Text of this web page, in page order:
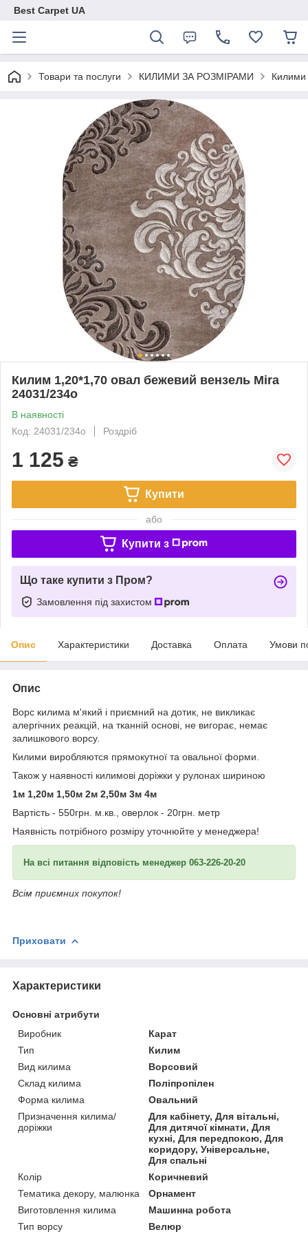
Best Carpet UA
Товари та послуги КИЛИМИ ЗА РОЗМІРАМИ Килими
Килим 1,20*1,70 овал бежевий вензель Mira
24031/234о
В наявності
Код: 24031/234о
Роздріб
1 125 ₴
Купити
або
Купити з
Що таке купити з Пром?
Замовлення під захистом
Опис Характеристики Доставка Оплата Умови
Опис
Ворс килима м'який і приємний на дотик, не викликає
алергічних реакцій, на тканній основі, не вигорає, немає
залишкового ворсу.
Килими виробляются прямокутної та овальної форми.
Також у наявності килимові доріжки у рулонах шириною
1м 1,20м 1,50м 2м 2,50м 3м 4м
Вартість - 550грн. м.кв., оверлок - 20грн. метр
Наявність потрібного розміру уточнюйте у менеджера!
На всі питання відповість менеджер 063-226-20-20
Всім приємних покупок!
Приховати
Характеристики
Основні атрибути
Виробник
Карат
Тип
Килим
Вид килима
Ворсовий
Склад килима
Поліпропілен
Форма килима
Овальний
Призначення килима/
доріжки
Для кабінету, Для вітальні,
Для дитячої кімнати, Для
кухні, Для передпокою, Для
коридору, Універсальне,
Для спальні
Колір
Коричневий
Тематика декору, малюнка
Орнамент
Виготовлення килима
Машинна робота
Тип ворсу
Велюр